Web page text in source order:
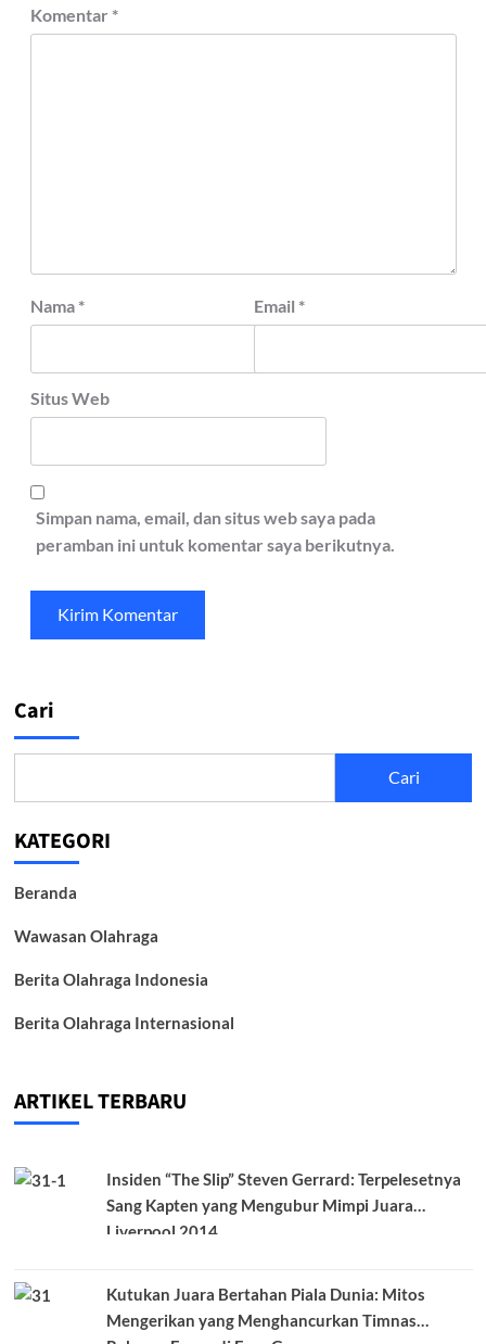
Komentar *
Nama * Email *
Situs Web
Simpan nama, email, dan situs web saya pada
peramban ini untuk komentar saya berikutnya.
Cari
Cari
KATEGORI
Beranda
Wawasan Olahraga
Berita Olahraga Indonesia
Berita Olahraga Internasional
ARTIKEL TERBARU
Insiden “The Slip” Steven Gerrard: Terpelesetnya
Sang Kapten yang Mengubur Mimpi Juara
Liverpool 2014
Kutukan Juara Bertahan Piala Dunia: Mitos
Mengerikan yang Menghancurkan Timnas